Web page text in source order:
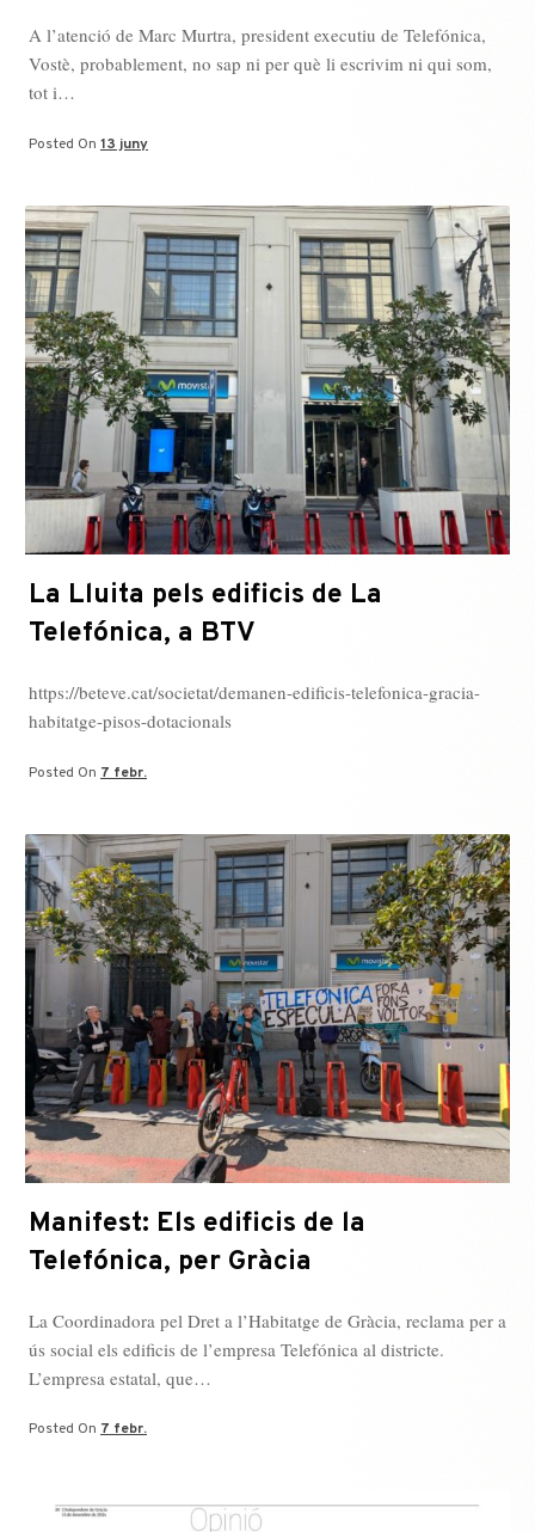
A l’atenció de Marc Murtra, president executiu de Telefónica,
Vostè, probablement, no sap ni per què li escrivim ni qui som,
tot i…
Posted On 13 juny
La Lluita pels edificis de La
Telefónica, a BTV
https://beteve.cat/societat/demanen-edificis-telefonica-gracia-
habitatge-pisos-dotacionals
Posted On 7 febr.
Manifest: Els edificis de la
Telefónica, per Gràcia
La Coordinadora pel Dret a l’Habitatge de Gràcia, reclama per a
ús social els edificis de l’empresa Telefónica al districte.
L’empresa estatal, que…
Posted On 7 febr.